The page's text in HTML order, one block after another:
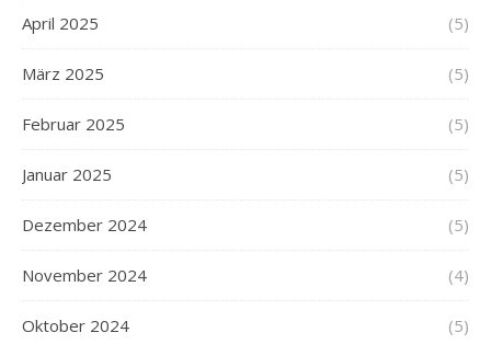
April 2025 (5)
März 2025 (5)
Februar 2025 (5)
Januar 2025 (5)
Dezember 2024 (5)
November 2024 (4)
Oktober 2024 (5)